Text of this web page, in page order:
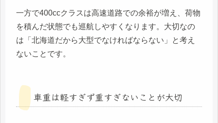
一方で400ccクラスは高速道路での余裕が増え、荷物
を積んだ状態でも巡航しやすくなります。大切なの
は「北海道だから大型でなければならない」と考え
ないことです。
車重は軽すぎず重すぎないことが大切